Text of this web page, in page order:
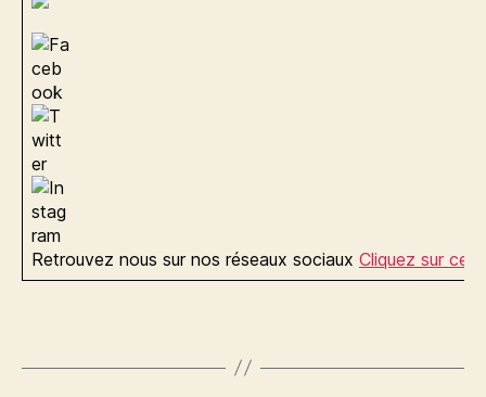
Retrouvez nous sur nos réseaux sociaux Cliquez sur ce